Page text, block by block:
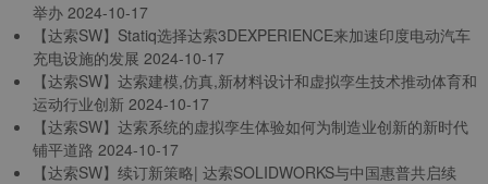
举办 2024-10-17
【达索SW】Statiq选择达索3DEXPERIENCE来加速印度电动汽车
充电设施的发展 2024-10-17
【达索SW】达索建模,仿真,新材料设计和虚拟孪生技术推动体育和
运动行业创新 2024-10-17
【达索SW】达索系统的虚拟孪生体验如何为制造业创新的新时代
铺平道路 2024-10-17
【达索SW】续订新策略| 达索SOLIDWORKS与中国惠普共启续